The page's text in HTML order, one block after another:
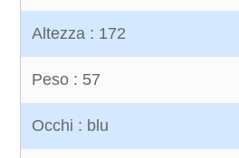
Altezza : 172
Peso : 57
Occhi : blu